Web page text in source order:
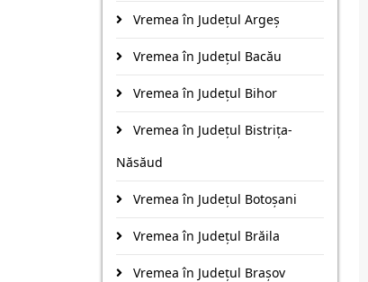
Vremea în Județul Argeş
Vremea în Județul Bacău
Vremea în Județul Bihor
Vremea în Județul Bistriţa-
Năsăud
Vremea în Județul Botoşani
Vremea în Județul Brăila
Vremea în Județul Braşov